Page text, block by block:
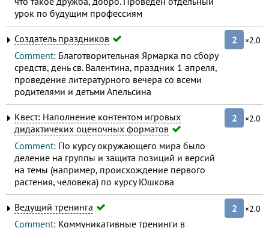
урок по будущим профессиям
Создатель праздников
Comment: Благотворительная Ярмарка по сбору
средств, день св. Валентина, праздник 1 апреля,
проведение литературного вечера со всеми
родителями и детьми Апельсина
2 ×2.0
Квест: Наполнение контентом игровых
дидактичеких оценочных форматов
Comment: По курсу окружающего мира было
деление на группы и защита позиций и версий
на темы (например, происхождение первого
растения, человека) по курсу Юшкова
2 ×2.0
Ведущий тренинга
Comment: Коммуникативные тренинги в
2 ×2.0